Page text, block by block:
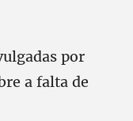
por
a falta de